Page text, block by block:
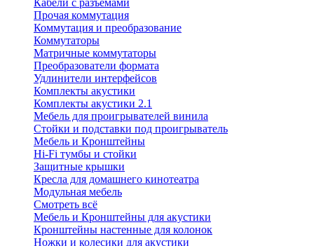
Кабели с разъемами
Прочая коммутация
Коммутация и преобразование
Коммутаторы
Матричные коммутаторы
Преобразователи формата
Удлинители интерфейсов
Комплекты акустики
Комплекты акустики 2.1
Мебель для проигрывателей винила
Стойки и подставки под проигрыватель
Мебель и Кронштейны
Hi-Fi тумбы и стойки
Защитные крышки
Кресла для домашнего кинотеатра
Модульная мебель
Смотреть всё
Мебель и Кронштейны для акустики
Кронштейны настенные для колонок
Ножки и колесики для акустики